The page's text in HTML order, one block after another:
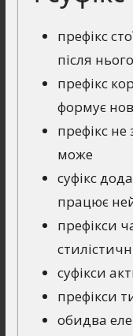
префікс
після нього
префікс
формує
префікс
може
суфікс
працює
префікси
суфікси
префікси
обидва